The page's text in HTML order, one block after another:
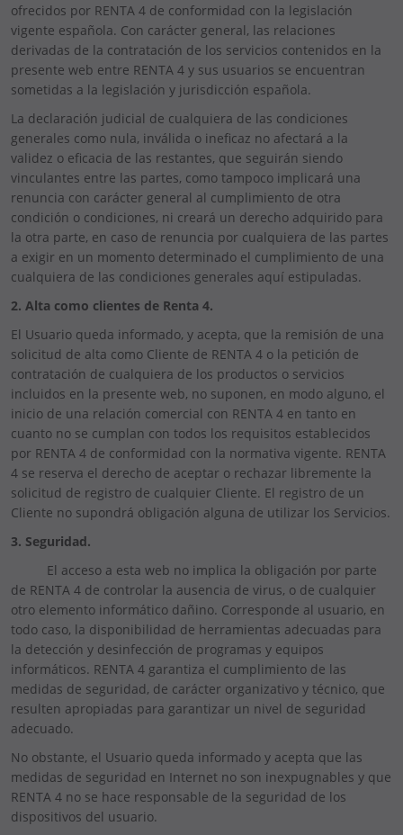
ofrecidos por RENTA 4 de conformidad con la legislación
vigente española. Con carácter general, las relaciones
derivadas de la contratación de los servicios contenidos en la
presente web entre RENTA 4 y sus usuarios se encuentran
sometidas a la legislación y jurisdicción española.
La declaración judicial de cualquiera de las condiciones
generales como nula, inválida o ineficaz no afectará a la
validez o eficacia de las restantes, que seguirán siendo
vinculantes entre las partes, como tampoco implicará una
renuncia con carácter general al cumplimiento de otra
condición o condiciones, ni creará un derecho adquirido para
la otra parte, en caso de renuncia por cualquiera de las partes
a exigir en un momento determinado el cumplimiento de una
cualquiera de las condiciones generales aquí estipuladas.
2. Alta como clientes de Renta 4.
El Usuario queda informado, y acepta, que la remisión de una
solicitud de alta como Cliente de RENTA 4 o la petición de
contratación de cualquiera de los productos o servicios
incluidos en la presente web, no suponen, en modo alguno, el
inicio de una relación comercial con RENTA 4 en tanto en
cuanto no se cumplan con todos los requisitos establecidos
por RENTA 4 de conformidad con la normativa vigente. RENTA
4 se reserva el derecho de aceptar o rechazar libremente la
solicitud de registro de cualquier Cliente. El registro de un
Cliente no supondrá obligación alguna de utilizar los Servicios.
3. Seguridad.
El acceso a esta web no implica la obligación por parte
de RENTA 4 de controlar la ausencia de virus, o de cualquier
otro elemento informático dañino. Corresponde al usuario, en
todo caso, la disponibilidad de herramientas adecuadas para
la detección y desinfección de programas y equipos
informáticos. RENTA 4 garantiza el cumplimiento de las
medidas de seguridad, de carácter organizativo y técnico, que
resulten apropiadas para garantizar un nivel de seguridad
adecuado.
No obstante, el Usuario queda informado y acepta que las
medidas de seguridad en Internet no son inexpugnables y que
RENTA 4 no se hace responsable de la seguridad de los
dispositivos del usuario.